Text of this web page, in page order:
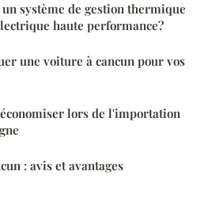
système de gestion thermique
haute performance?
une voiture à cancun pour vos
lors de l'importation
: avis et avantages